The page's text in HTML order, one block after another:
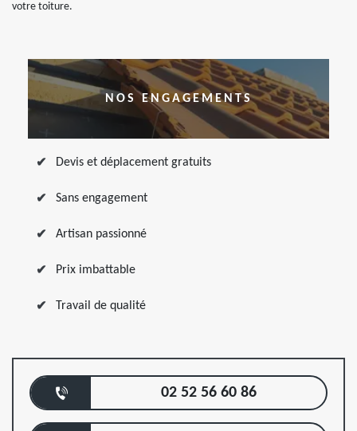
votre toiture.
NOS ENGAGEMENTS
Devis et déplacement gratuits
Sans engagement
Artisan passionné
Prix imbattable
Travail de qualité
02 52 56 60 86